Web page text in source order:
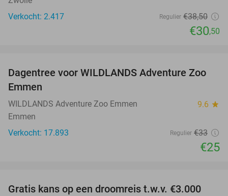
Verkocht: 2.417
Regulier €38,50
€30,50
24%
Dagentree voor WILDLANDS Adventure Zoo
Emmen
WILDLANDS Adventure Zoo Emmen 9.6 star
Emmen
Verkocht: 17.893
Regulier €33
€25
Gratis kans op een droomreis t.w.v. €3.000